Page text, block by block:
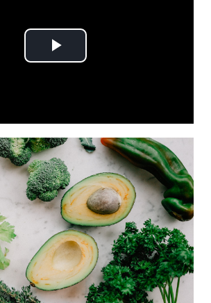
Play